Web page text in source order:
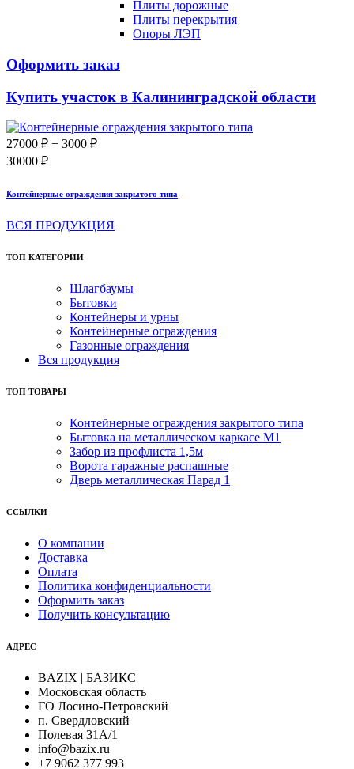
Плиты дорожные
Плиты перекрытия
Опоры ЛЭП
Оформить заказ
Купить участок в Калининградской области
27000 ₽ − 3000 ₽
30000 ₽
Контейнерные ограждения закрытого типа
ВСЯ ПРОДУКЦИЯ
ТОП КАТЕГОРИИ
Шлагбаумы
Бытовки
Контейнеры и урны
Контейнерные ограждения
Газонные ограждения
Вся продукция
ТОП ТОВАРЫ
Контейнерные ограждения закрытого типа
Бытовка на металлическом каркасе М1
Забор из профлиста 1,5м
Ворота гаражные распашные
Дверь металлическая Парад 1
ССЫЛКИ
О компании
Доставка
Оплата
Политика конфиденциальности
Оформить заказ
Получить консультацию
АДРЕС
BAZIX | БАЗИКС
Московская область
ГО Лосино-Петровский
п. Свердловский
Полевая 31А/1
info@bazix.ru
+7 9062 377 993